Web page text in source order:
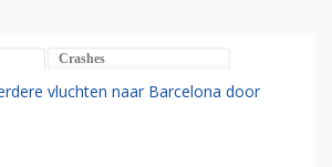
Crashes
vluchten naar Barcelona door